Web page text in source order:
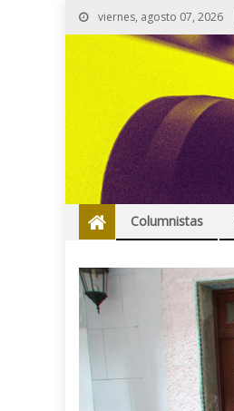
viernes, agosto 07, 2026
Columnistas